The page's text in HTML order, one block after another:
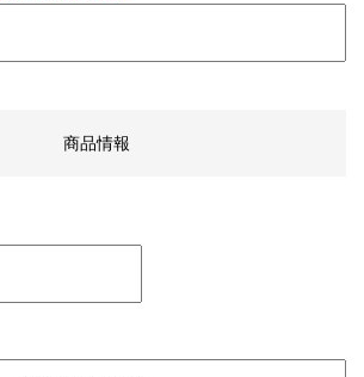
商品情報